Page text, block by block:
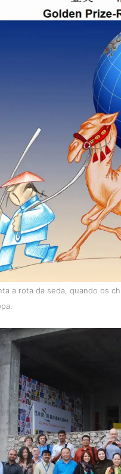
a rota da seda, quando os